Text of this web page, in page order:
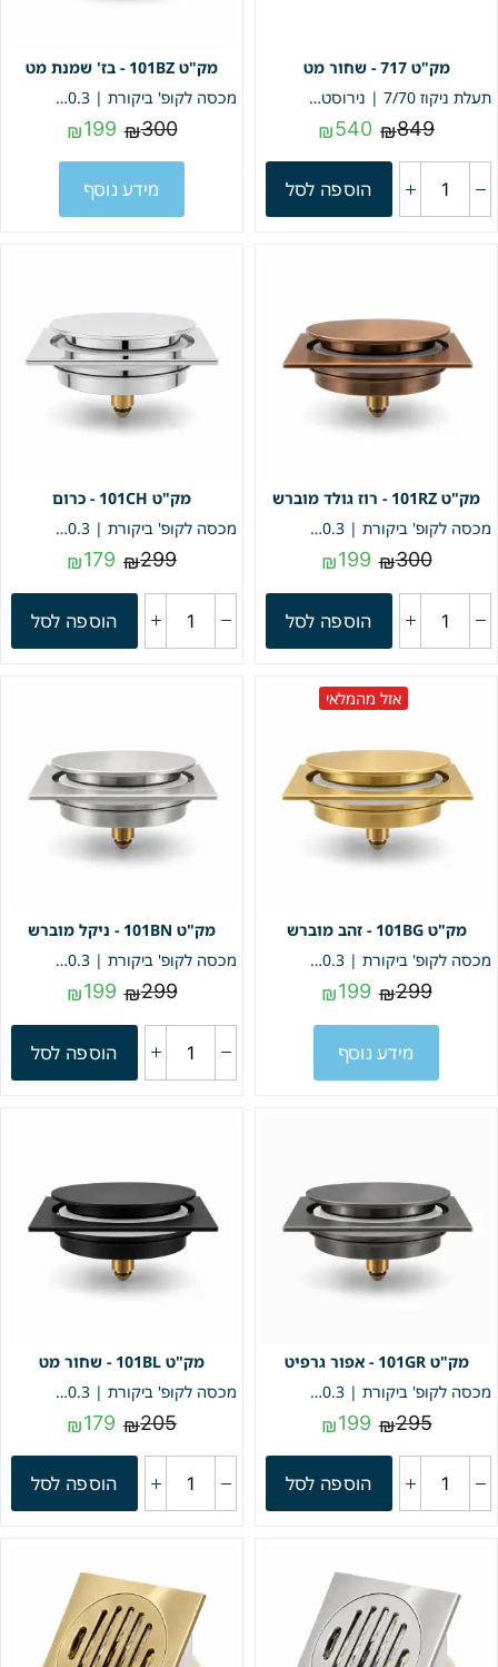
717 - שחור מט
תעלת ניקוז 7/70 | נירוסטה אל חלד | יציאה ל 4 צול + מתאם ל 2 צול מונע ריחות | אפשרות להכנסת אריח | שחור מט | מק"ט 717
₪849
₪540
הוספה לסל
101BZ - בז' שמנת מט
מכסה לקופ' ביקורת | 10.3/10.3 | פופ אפ | בז' שמנת מט | מק"ט 101BZ
₪300
₪199
מידע נוסף
101RZ - רוז גולד מוברש
מכסה לקופ' ביקורת | 10.3/10.3 | פופ אפ | רוז גולד מוברש | מק"ט 101RZ
₪300
₪199
הוספה לסל
101CH - כרום
מכסה לקופ' ביקורת | 10.3/10.3 | פופ אפ | כרום | מק"ט 101CH
₪299
₪179
הוספה לסל
101BG - זהב מוברש
אזל מהמלאי
מכסה לקופ' ביקורת | 10.3/10.3 | פופ אפ | זהב מוברש | מק"ט 101BG
₪299
₪199
מידע נוסף
101BN - ניקל מוברש
מכסה לקופ' ביקורת | 10.3/10.3 | פופ אפ | ניקל מוברש | מק"ט 101BN
₪299
₪199
הוספה לסל
101GR - אפור גרפיט
מכסה לקופ' ביקורת | 10.3/10.3 | פופ אפ | אפור גרפיט | מק"ט 101GR
₪295
₪199
הוספה לסל
101BL - שחור מט
מכסה לקופ' ביקורת | 10.3/10.3 | פופ אפ | שחור מט | מק"ט 101BL
₪205
₪179
הוספה לסל